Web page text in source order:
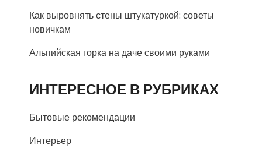
Как выровнять стены штукатуркой: советы
новичкам
Альпийская горка на даче своими руками
ИНТЕРЕСНОЕ В РУБРИКАХ
Бытовые рекомендации
Интерьер